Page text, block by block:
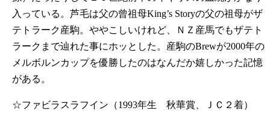
入っている。芦毛は父の曾祖母King’s Storyの父の祖母がザ
テトラーク産駒。ややこしいけれど、ＮＺ産馬でもザテト
ラークまで辿れた事にホッとした。産駒のBrewが2000年の
メルボルンカップを優勝したのはなんだか嬉しかった記憶
がある。
☆ファビラスラフイン（1993年生 秋華賞、ＪＣ２着）